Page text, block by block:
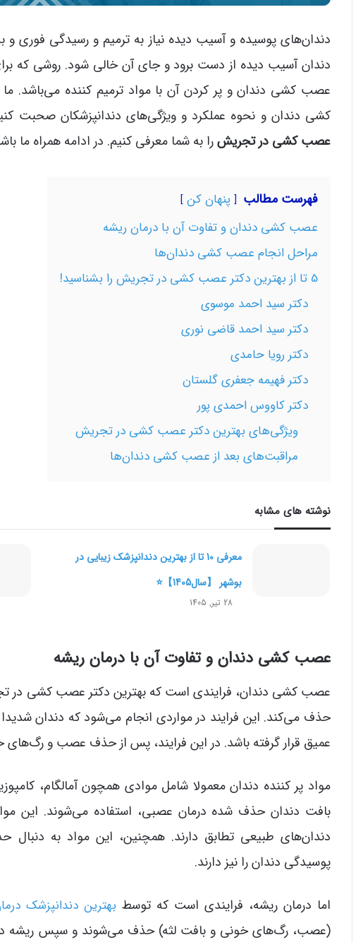
دندان‌های پوسیده و آسیب دیده نیاز به ترمیم و رسیدگی
دندان آسیب دیده از دست برود و جای آن خالی شود. روشی که
عصب کشی دندان و پر کردن آن با مواد ترمیم کننده می‌باشد.
کشی دندان و نحوه عملکرد و ویژگی‌های دندانپزشکان صحبت
عصب کشی در تجریشرا به شما معرفی کنیم. در ادامه همراه ما
فهرست مطالب
پنهان کن
عصب کشی دندان و تفاوت آن با درمان ریشه
مراحل انجام عصب کشی دندان‌ها
5 تا از بهترین دکتر عصب کشی در تجریش را بشناسید!
دکتر سید احمد موسوی
دکتر سید احمد قاضی نوری
دکتر رویا حامدی
دکتر فهیمه جعفری گلستان
دکتر کاووس احمدی پور
ویژگی‌های بهترین دکتر عصب کشی در تجریش
مراقبت‌های بعد از عصب کشی دندان‌ها
نوشته های مشابه
معرفی 10 تا از بهترین دندانپزشک زیبایی در
بوشهر 【سال1405】⭐
28 تیر, 1405
عصب کشی دندان و تفاوت آن با درمان ریشه
عصب کشی دندان، فرایندی است که بهترین دکتر عصب کشی در
حذف می‌‌کند. این فرایند در مواردی انجام می‌‌شود که دندان
عمیق قرار گرفته باشد. در این فرایند، پس از حذف عصب و رگ‌های
مواد پر کننده دندان معمولا شامل موادی همچون آمالگام،
بافت دندان حذف شده درمان عصبی، استفاده می‌شوند. این
دندان‌های طبیعی تطابق دارند. همچنین، این مواد به
پوسیدگی دندان را نیز دارند.
اما درمان ریشه، فرایندی است که توسط بهترین دندانپزشک
(عصب، رگ‌های خونی و بافت لثه) حذف می‌شوند و سپس ریشه